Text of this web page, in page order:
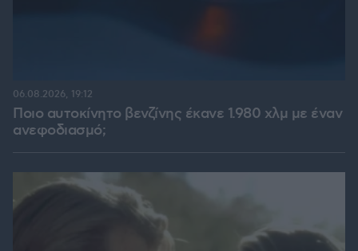
Ποιο αυτοκίνητο βενζίνης έκανε 1.980 χλμ με έναν
ανεφοδιασμό;
06.08.2026, 19:12